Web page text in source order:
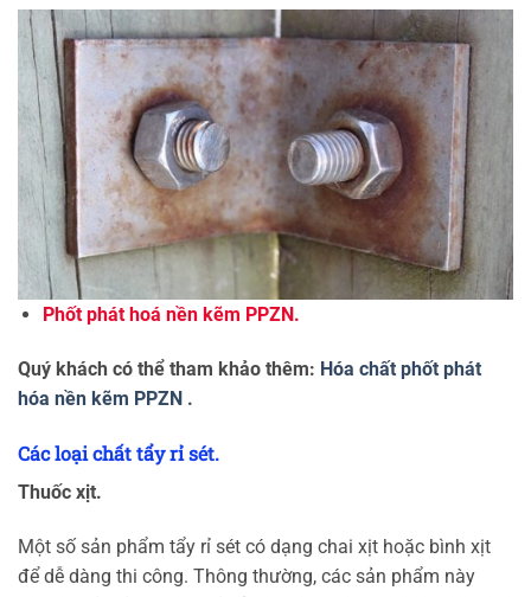
Phốt phát hoá nền kẽm PPZN.
Quý khách có thể tham khảo thêm: Hóa chất phốt phát
hóa nền kẽm PPZN .
Các loại chất tẩy rỉ sét.
Thuốc xịt.
Một số sản phẩm tẩy rỉ sét có dạng chai xịt hoặc bình xịt
để dễ dàng thi công. Thông thường, các sản phẩm này